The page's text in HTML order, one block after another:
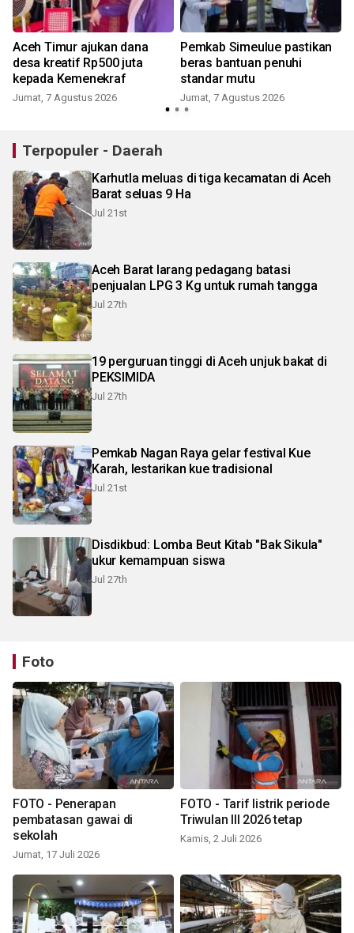
Aceh Timur ajukan dana
desa kreatif Rp500 juta
kepada Kemenekraf
Jumat, 7 Agustus 2026
Pemkab Simeulue pastikan
beras bantuan penuhi
standar mutu
Jumat, 7 Agustus 2026
Terpopuler - Daerah
Karhutla meluas di tiga kecamatan di Aceh
Barat seluas 9 Ha
Jul 21st
Aceh Barat larang pedagang batasi
penjualan LPG 3 Kg untuk rumah tangga
Jul 27th
19 perguruan tinggi di Aceh unjuk bakat di
PEKSIMIDA
Jul 27th
Pemkab Nagan Raya gelar festival Kue
Karah, lestarikan kue tradisional
Jul 21st
Disdikbud: Lomba Beut Kitab "Bak Sikula"
ukur kemampuan siswa
Jul 27th
Foto
FOTO - Penerapan
pembatasan gawai di
sekolah
Jumat, 17 Juli 2026
FOTO - Tarif listrik periode
Triwulan III 2026 tetap
Kamis, 2 Juli 2026